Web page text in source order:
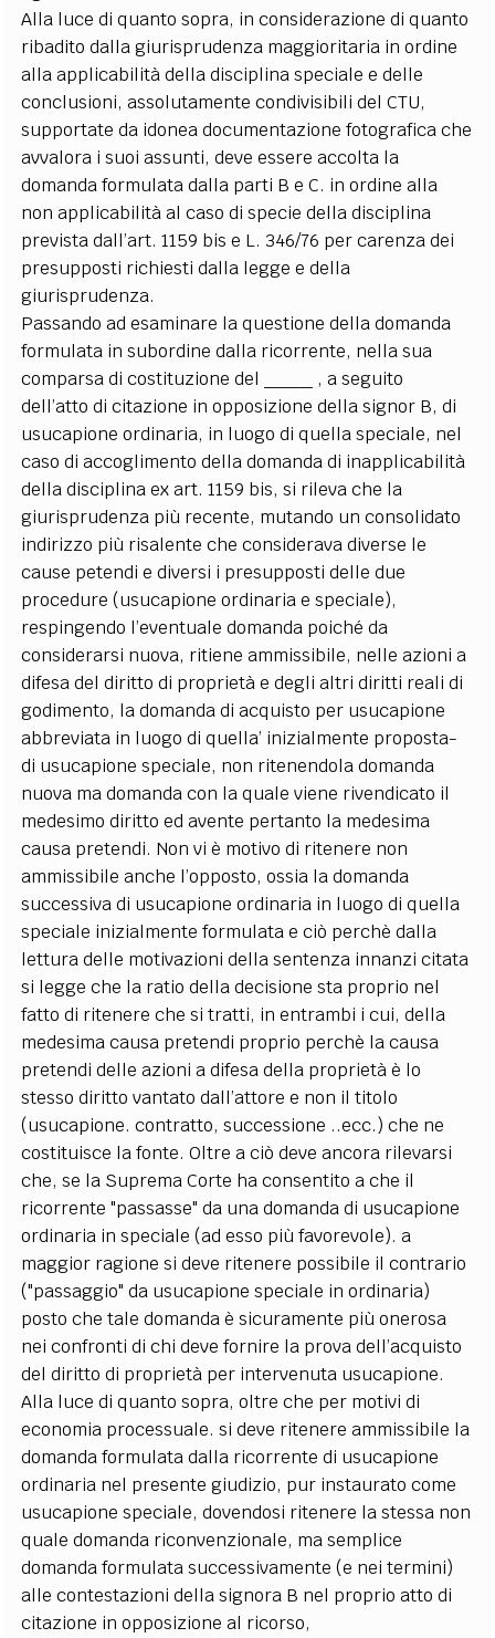
Alla luce di quanto sopra, in considerazione di quanto
ribadito dalla giurisprudenza maggioritaria in ordine
alla applicabilità della disciplina speciale e delle
conclusioni, assolutamente condivisibili del CTU,
supportate da idonea documentazione fotografica che
avvalora i suoi assunti, deve essere accolta la
domanda formulata dalla parti B e C. in ordine alla
non applicabilità al caso di specie della disciplina
prevista dall’art. 1159 bis e L. 346/76 per carenza dei
presupposti richiesti dalla legge e della
giurisprudenza.
Passando ad esaminare la questione della domanda
formulata in subordine dalla ricorrente, nella sua
comparsa di costituzione del ____ , a seguito
dell’atto di citazione in opposizione della signor B, di
usucapione ordinaria, in luogo di quella speciale, nel
caso di accoglimento della domanda di inapplicabilità
della disciplina ex art. 1159 bis, si rileva che la
giurisprudenza più recente, mutando un consolidato
indirizzo più risalente che considerava diverse le
cause petendi e diversi i presupposti delle due
procedure (usucapione ordinaria e speciale),
respingendo l’eventuale domanda poiché da
considerarsi nuova, ritiene ammissibile, nelle azioni a
difesa del diritto di proprietà e degli altri diritti reali di
godimento, la domanda di acquisto per usucapione
abbreviata in luogo di quella’ inizialmente proposta-
di usucapione speciale, non ritenendola domanda
nuova ma domanda con la quale viene rivendicato il
medesimo diritto ed avente pertanto la medesima
causa pretendi. Non vi è motivo di ritenere non
ammissibile anche l’opposto, ossia la domanda
successiva di usucapione ordinaria in luogo di quella
speciale inizialmente formulata e ciò perchè dalla
lettura delle motivazioni della sentenza innanzi citata
si legge che la ratio della decisione sta proprio nel
fatto di ritenere che si tratti, in entrambi i cui, della
medesima causa pretendi proprio perchè la causa
pretendi delle azioni a difesa della proprietà è lo
stesso diritto vantato dall’attore e non il titolo
(usucapione. contratto, successione ..ecc.) che ne
costituisce la fonte. Oltre a ciò deve ancora rilevarsi
che, se la Suprema Corte ha consentito a che il
ricorrente "passasse" da una domanda di usucapione
ordinaria in speciale (ad esso più favorevole). a
maggior ragione si deve ritenere possibile il contrario
("passaggio" da usucapione speciale in ordinaria)
posto che tale domanda è sicuramente più onerosa
nei confronti di chi deve fornire la prova dell’acquisto
del diritto di proprietà per intervenuta usucapione.
Alla luce di quanto sopra, oltre che per motivi di
economia processuale. si deve ritenere ammissibile la
domanda formulata dalla ricorrente di usucapione
ordinaria nel presente giudizio, pur instaurato come
usucapione speciale, dovendosi ritenere la stessa non
quale domanda riconvenzionale, ma semplice
domanda formulata successivamente (e nei termini)
alle contestazioni della signora B nel proprio atto di
citazione in opposizione al ricorso,